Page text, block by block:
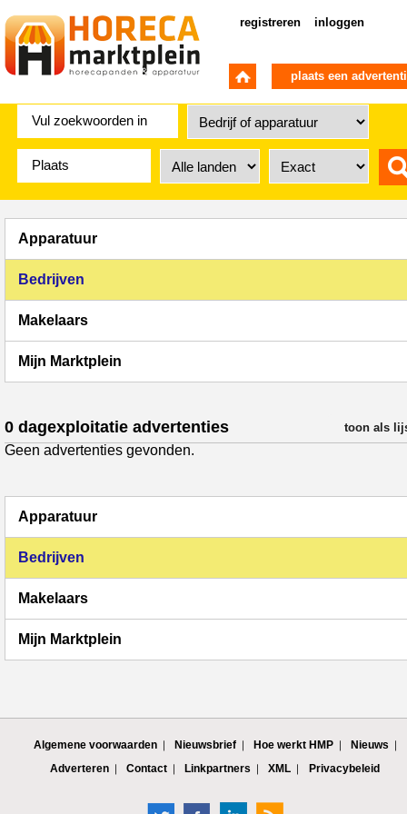
registreren inloggen
plaats een
Apparatuur
Bedrijven
Makelaars
Mijn Marktplein
0 dagexploitatie advertenties verfijn
toon als
Geen advertenties gevonden.
Apparatuur
Bedrijven
Makelaars
Mijn Marktplein
Algemene voorwaarden Nieuwsbrief Hoe werkt HMP
Nieuws
Adverteren
Contact Linkpartners XML Privacybeleid